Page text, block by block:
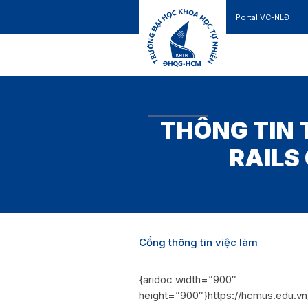
Portal VC-NLĐ
THÔNG TIN
RAILS
Cổng thông tin việc làm
{aridoc width=”900″
height=”900″}https://